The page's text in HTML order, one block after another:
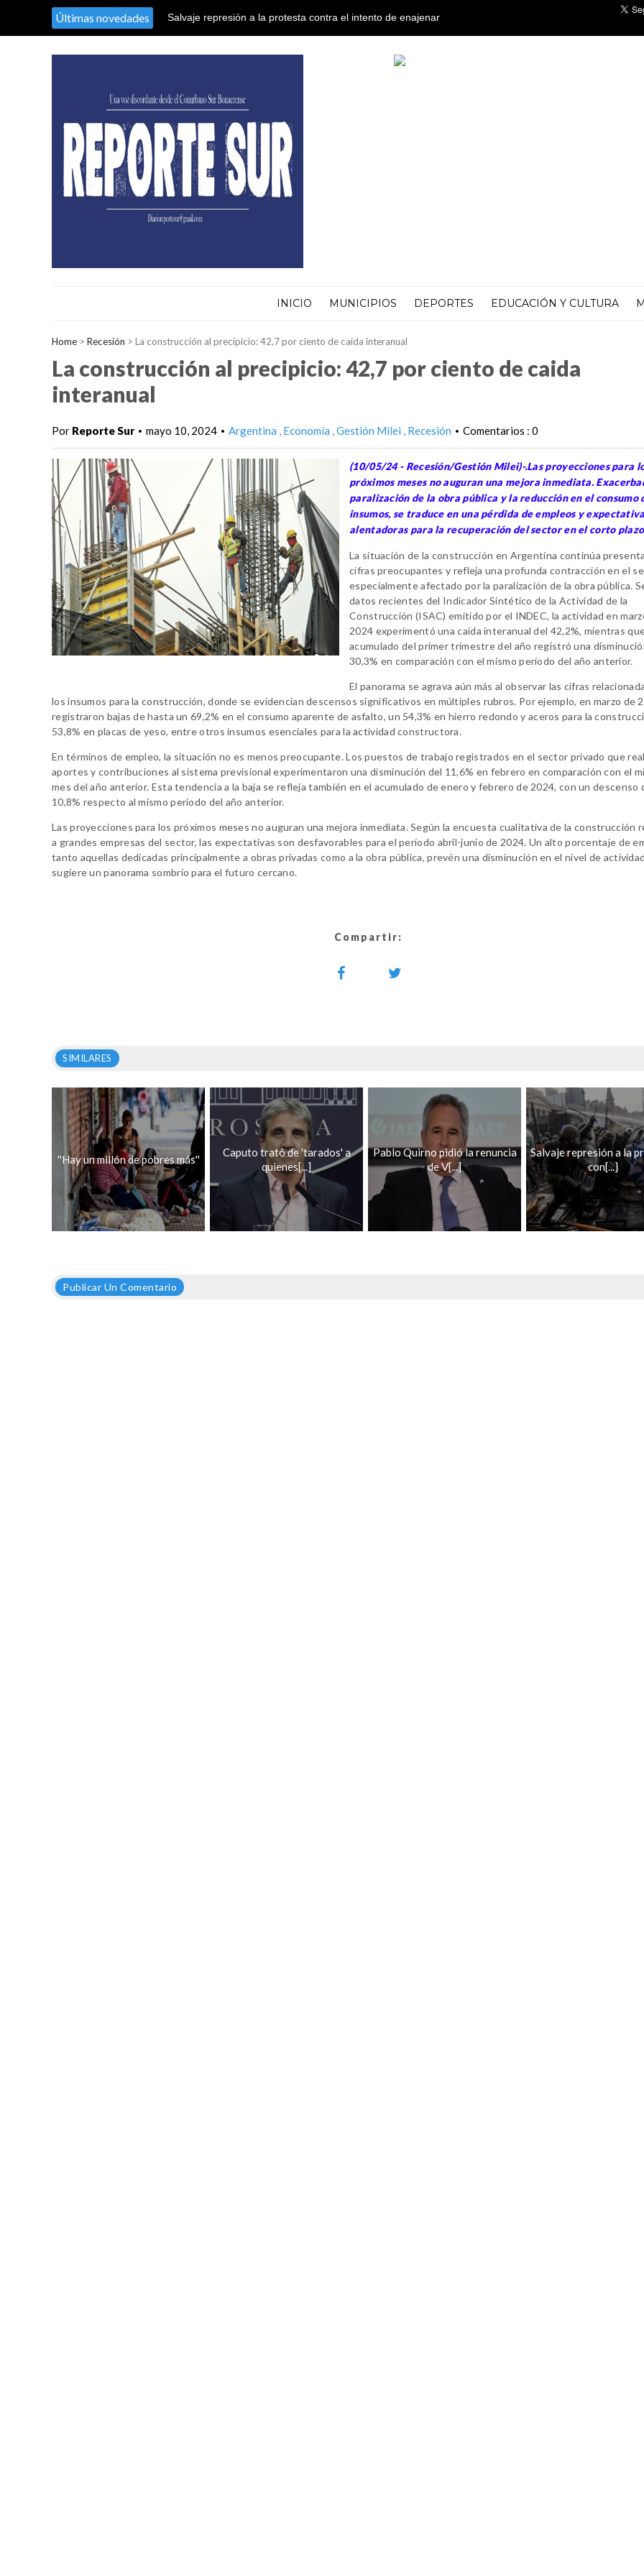
Últimas novedades
Salvaje represión a la protesta contra el intento de enajenar
INICIO MUNICIPIOS DEPORTES EDUCACIÓN Y CULTURA
Home > Recesión > La construcción al precipicio: 42,7 por ciento de caida interanual
La construcción al precipicio: 42,7 por ciento de caida
interanual
Por Reporte Sur • mayo 10, 2024 • Argentina Economía Gestión Milei Recesión • Comentarios : 0
(10/05/24 - Recesión/Gestión Milei)-.Las proyecciones para
próximos meses no auguran una mejora inmediata.
paralización de la obra pública y la reducción en el consumo
insumos, se traduce en una pérdida de empleos y
alentadoras para la recuperación del sector en el corto
La situación de la construcción en Argentina continúa
cifras preocupantes y refleja una profunda contracción en el
especialmente afectado por la paralización de la obra pública.
datos recientes del Indicador Sintético de la Actividad de la
Construcción (ISAC) emitido por el INDEC, la actividad en
2024 experimentó una caída interanual del 42,2%, mientras
acumulado del primer trimestre del año registró una
30,3% en comparación con el mismo período del año anterior.
El panorama se agrava aún más al observar las cifras
los insumos para la construcción, donde se evidencian descensos significativos en múltiples rubros. Por ejemplo, en marzo de
registraron bajas de hasta un 69,2% en el consumo aparente de asfalto, un 54,3% en hierro redondo y aceros para la
53,8% en placas de yeso, entre otros insumos esenciales para la actividad constructora.
En términos de empleo, la situación no es menos preocupante. Los puestos de trabajo registrados en el sector privado que
aportes y contribuciones al sistema previsional experimentaron una disminución del 11,6% en febrero en comparación con el
mes del año anterior. Esta tendencia a la baja se refleja también en el acumulado de enero y febrero de 2024, con un descenso
10,8% respecto al mismo período del año anterior.
Las proyecciones para los próximos meses no auguran una mejora inmediata. Según la encuesta cualitativa de la construcción
a grandes empresas del sector, las expectativas son desfavorables para el período abril-junio de 2024. Un alto porcentaje de
tanto aquellas dedicadas principalmente a obras privadas como a la obra pública, prevén una disminución en el nivel de
sugiere un panorama sombrío para el futuro cercano.
Compartir:
SIMILARES
''Hay un millón de pobres más''
Caputo trató de 'tarados' a
quienes[...]
Pablo Quirno pidió la renuncia
de V[...]
Salvaje represión a la
con[...]
Publicar Un Comentario